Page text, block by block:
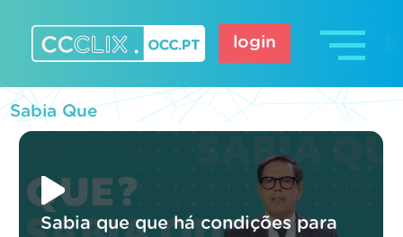
content
login
Sabia Que
Sabia que que há condições para